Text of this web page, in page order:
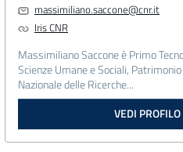
massimiliano.saccone@cnr.it
Iris CNR
Massimiliano Saccone è Primo
Scienze Umane e Sociali,
Nazionale delle Ricerche...
VEDI